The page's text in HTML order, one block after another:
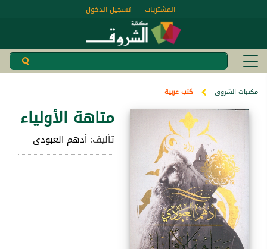
تسجيل الدخول المشتريات
مكتبات الشروق كتب عربية
متاهة الأولياء
تأليف:أدهم العبودى